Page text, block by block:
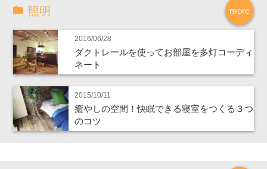
more
照明
2016/06/28
ダクトレールを使ってお部屋を多灯コーディ
ネート
2015/10/11
癒やしの空間！快眠できる寝室をつくる３つ
のコツ